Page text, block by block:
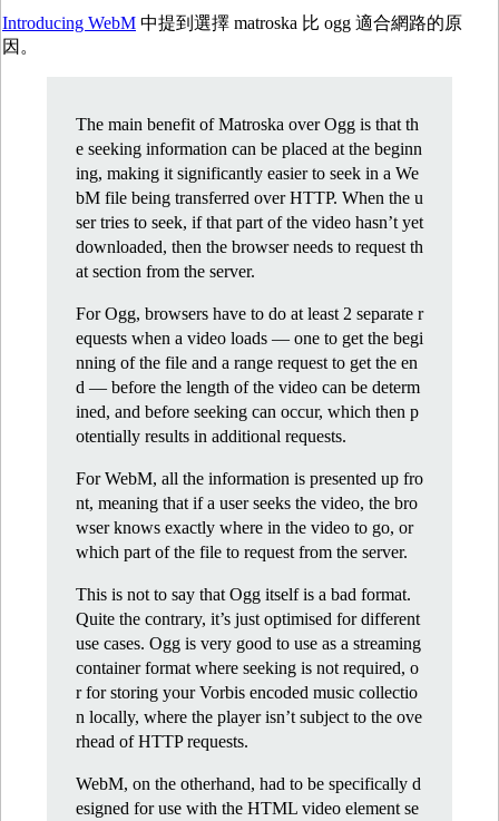
Introducing WebM 中提到選擇 matroska 比 ogg 適合網路的原
因。
The main benefit of Matroska over Ogg is that th
e seeking information can be placed at the beginn
ing, making it significantly easier to seek in a We
bM file being transferred over HTTP. When the u
ser tries to seek, if that part of the video hasn’t yet
downloaded, then the browser needs to request th
at section from the server.
For Ogg, browsers have to do at least 2 separate r
equests when a video loads — one to get the begi
nning of the file and a range request to get the en
d — before the length of the video can be determ
ined, and before seeking can occur, which then p
otentially results in additional requests.
For WebM, all the information is presented up fro
nt, meaning that if a user seeks the video, the bro
wser knows exactly where in the video to go, or
which part of the file to request from the server.
This is not to say that Ogg itself is a bad format.
Quite the contrary, it’s just optimised for different
use cases. Ogg is very good to use as a streaming
container format where seeking is not required, o
r for storing your Vorbis encoded music collectio
n locally, where the player isn’t subject to the ove
rhead of HTTP requests.
WebM, on the otherhand, had to be specifically d
esigned for use with the HTML video element se